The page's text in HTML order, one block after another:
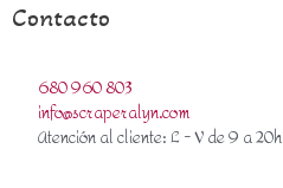
Contacto
680 960 803
info@scraperalyn.com
Atención al cliente: L - V de 9 a 20h